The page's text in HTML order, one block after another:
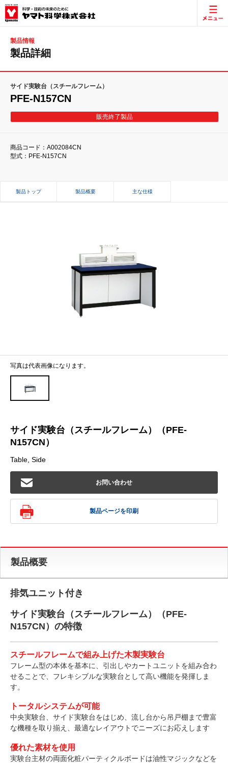
製品情報
製品詳細
サイド実験台（スチールフレーム）
PFE-N157CN
販売終了製品
商品コード：A002084CN
型式：PFE-N157CN
製品トップ 製品概要 主な仕様
写真は代表画像になります。
サイド実験台（スチールフレーム）（PFE-
N157CN）
Table, Side
お問い合わせ
製品ページを印刷
製品概要
排気ユニット付き
サイド実験台（スチールフレーム）（PFE-
N157CN）の特徴
スチールフレームで組み上げた木製実験台
フレーム型の本体を基本に、引出しやカートユニットを組み合わ
せることで、フレキシブルな実験台として高い機能を発揮しま
す。
トータルシステムが可能
中央実験台、サイド実験台をはじめ、流し台から吊戸棚まで豊富
な機種を取り揃え、最適なレイアウトでニーズにお応えします
優れた素材を使用
実験台主材の両面化粧パーティクルボードは油性マジックなどを